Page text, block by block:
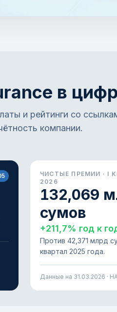
в
и рейтинги со
компании.
ЧИСТЫЕ ПРЕМИИ · I
2026
132,069
сумов
+211,7% год к
Против 42,371 млрд
квартал 2025 года.
Данные на 31.03.2026 ·